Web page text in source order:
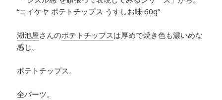
“コイケヤ ポテトチップス うすしお味 60g”
湖池屋さんのポテトチップスは厚めで焼き色も濃いめな
感じ。
ポテトチップス。
全パーツ。